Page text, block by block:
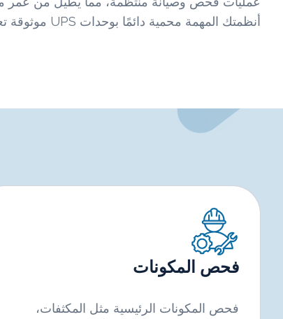
أنظمتك المهمة محمية دائمًا بوحدات UPS موثوقة تعمل بكامل طاقتها.
فحص المكونات
فحص المكونات الرئيسية مثل المكثفات،